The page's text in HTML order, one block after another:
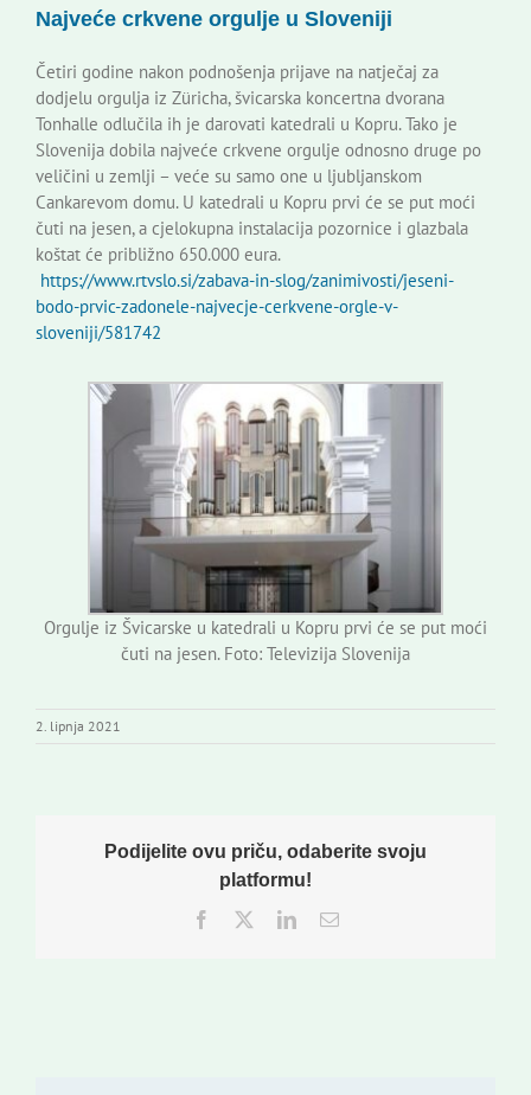
Korisne informacije
Najveće crkvene orgulje u Sloveniji
Četiri godine nakon podnošenja prijave na natječaj za
dodjelu orgulja iz Züricha, švicarska koncertna dvorana
Tonhalle odlučila ih je darovati katedrali u Kopru. Tako je
Slovenija dobila najveće crkvene orgulje odnosno druge po
veličini u zemlji – veće su samo one u ljubljanskom
Cankarevom domu. U katedrali u Kopru prvi će se put moći
čuti na jesen, a cjelokupna instalacija pozornice i glazbala
koštat će približno 650.000 eura.
https://www.rtvslo.si/zabava-in-slog/zanimivosti/jeseni-
bodo-prvic-zadonele-najvecje-cerkvene-orgle-v-
sloveniji/581742
Orgulje iz Švicarske u katedrali u Kopru prvi će se put moći
čuti na jesen. Foto: Televizija Slovenija
2. lipnja 2021
Podijelite ovu priču, odaberite svoju
platformu!
Facebook
TwitterLinkedInEmail: